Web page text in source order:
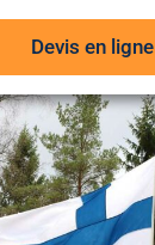
Devis en ligne